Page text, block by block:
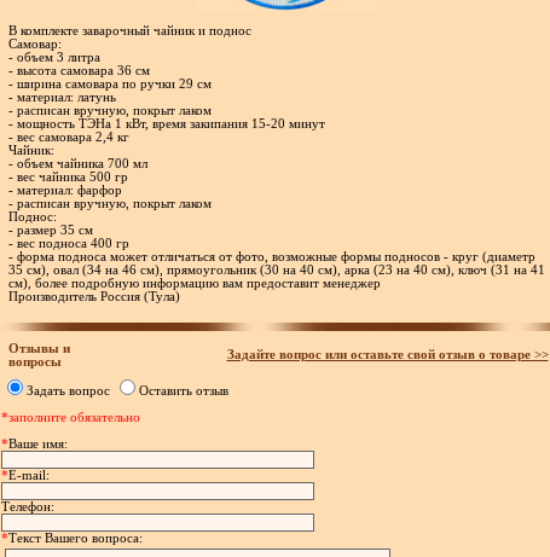
В комплекте заварочный чайник и поднос
Самовар:
- объем 3 литра
- высота самовара 36 см
- ширина самовара по ручки 29 см
- материал: латунь
- расписан вручную, покрыт лаком
- мощность ТЭНа 1 кВт, время закипания 15-20 минут
- вес самовара 2,4 кг
Чайник:
- объем чайника 700 мл
- вес чайника 500 гр
- материал: фарфор
- расписан вручную, покрыт лаком
Поднос:
- размер 35 см
- вес подноса 400 гр
- форма подноса может отличаться от фото, возможные формы подносов - круг (диаметр
35 см), овал (34 на 46 см), прямоугольник (30 на 40 см), арка (23 на 40 см), ключ (31 на 41
см), более подробную информацию вам предоставит менеджер
Производитель Россия (Тула)
Отзывы и
вопросы
Задайте вопрос или оставьте свой отзыв о товаре >>
Задать вопрос
Оставить отзыв
*заполните обязательно
*Ваше имя:
*E-mail:
Телефон:
*Текст Вашего вопроса: